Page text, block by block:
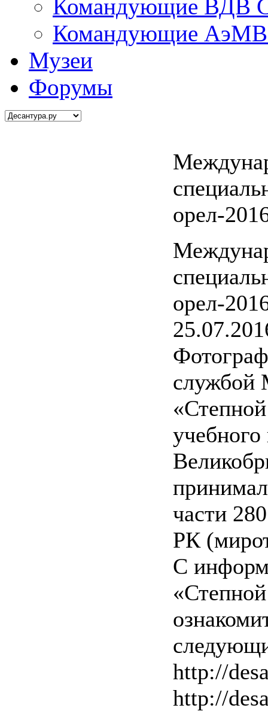
Командующие ВДВ
Командующие АэМВ
Музеи
Форумы
орел-
орел-
службой
части
РК
С
http://
http://